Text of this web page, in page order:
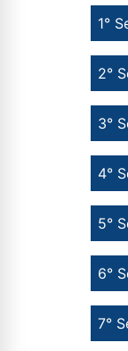
1°
7°
6°
5°
4°
3°
2°